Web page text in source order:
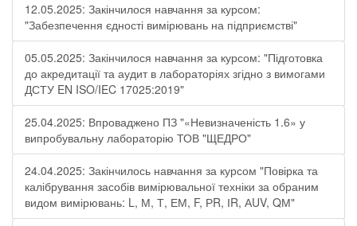
12.05.2025: Закінчилося навчання за курсом:
"Забезпечення єдності вимірювань на підприємстві"
05.05.2025: Закінчилося навчання за курсом: "Підготовка
до акредитації та аудит в лабораторіях згідно з вимогами
ДСТУ EN ISO/IEC 17025:2019"
25.04.2025: Впроваджено ПЗ "«Невизначеність 1.6» у
випробувальну лабораторію ТОВ "ЩЕДРО"
24.04.2025: Закінчилось навчання за курсом "Повірка та
калібрування засобів вимірювальної техніки за обраним
видом вимірювань: L, М, Т, ЕМ, F, РR, ІR, АUV, QМ"